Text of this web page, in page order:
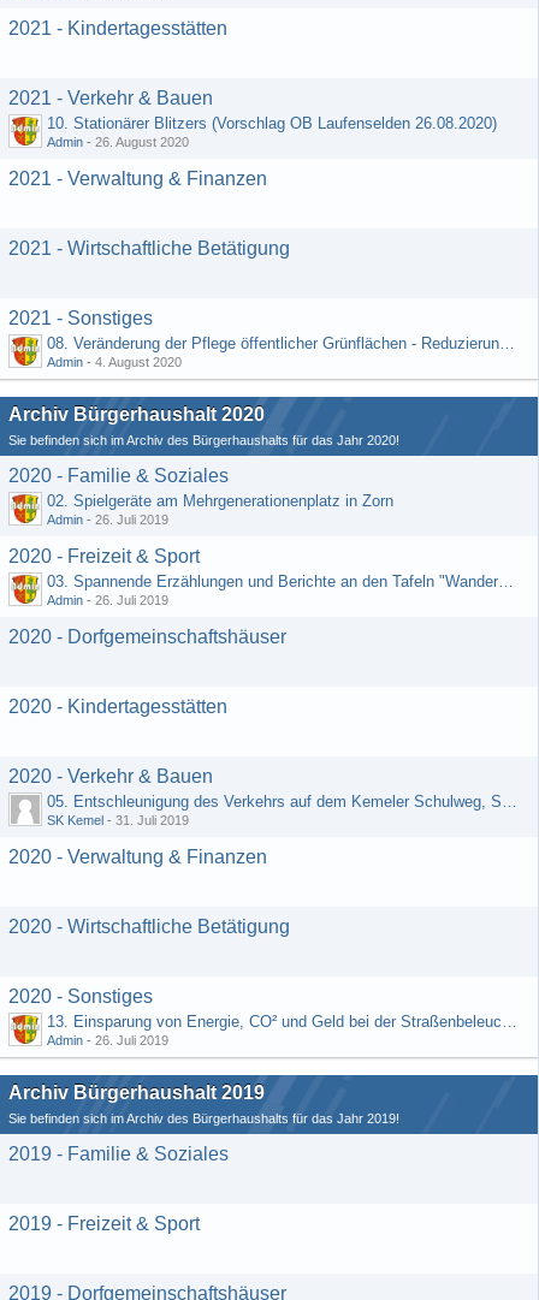
2021 - Kindertagesstätten
2021 - Verkehr & Bauen
10. Stationärer Blitzers (Vorschlag OB Laufenselden 26.08.2020)
Admin - 26. August 2020
2021 - Verwaltung & Finanzen
2021 - Wirtschaftliche Betätigung
2021 - Sonstiges
08. Veränderung der Pflege öffentlicher Grünflächen - Reduzierung der Kosten (Schriftlicher Vorschlag von Hr. Rädiker vom 24.07.2020)
Admin - 4. August 2020
Archiv Bürgerhaushalt 2020
Sie befinden sich im Archiv des Bürgerhaushalts für das Jahr 2020!
2020 - Familie & Soziales
02. Spielgeräte am Mehrgenerationenplatz in Zorn
Admin - 26. Juli 2019
2020 - Freizeit & Sport
03. Spannende Erzählungen und Berichte an den Tafeln "Wandernetz Wisper Trails"
Admin - 26. Juli 2019
2020 - Dorfgemeinschaftshäuser
2020 - Kindertagesstätten
2020 - Verkehr & Bauen
05. Entschleunigung des Verkehrs auf dem Kemeler Schulweg, Straße "Schäfers Resch"
SK Kemel - 31. Juli 2019
2020 - Verwaltung & Finanzen
2020 - Wirtschaftliche Betätigung
2020 - Sonstiges
13. Einsparung von Energie, CO² und Geld bei der Straßenbeleuchtung (Vorschlag von H. Rädiker, Laufenselden)
Admin - 26. Juli 2019
Archiv Bürgerhaushalt 2019
Sie befinden sich im Archiv des Bürgerhaushalts für das Jahr 2019!
2019 - Familie & Soziales
2019 - Freizeit & Sport
2019 - Dorfgemeinschaftshäuser